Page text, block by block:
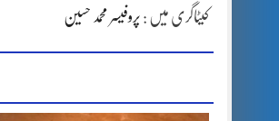
کیٹاگری میں : پروفیسر محمد حسین